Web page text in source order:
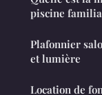
piscine
Plafonnier
et lumière
Location de